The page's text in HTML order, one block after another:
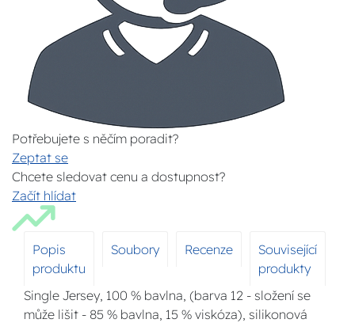
Potřebujete s něčím poradit?
Zeptat se
Chcete sledovat cenu a dostupnost?
Začít hlídat
Popis
produktu
Soubory Recenze
Související
produkty
Single Jersey, 100 % bavlna, (barva 12 - složení se
může lišit - 85 % bavlna, 15 % viskóza), silikonová